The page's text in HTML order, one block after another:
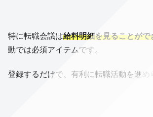
特に転職会議は給料明細を見ることがで
動では必須アイテムです。
登録するだけで、有利に転職活動を進め